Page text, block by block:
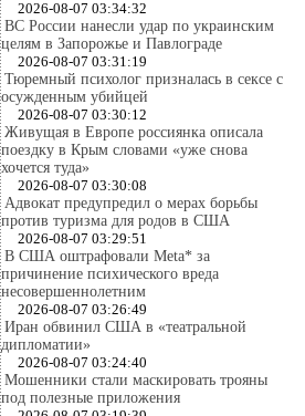
2026-08-07 03:34:32
ВС России нанесли удар по украинским
целям в Запорожье и Павлограде
2026-08-07 03:31:19
Тюремный психолог призналась в сексе с
осужденным убийцей
2026-08-07 03:30:12
Живущая в Европе россиянка описала
поездку в Крым словами «уже снова
хочется туда»
2026-08-07 03:30:08
Адвокат предупредил о мерах борьбы
против туризма для родов в США
2026-08-07 03:29:51
В США оштрафовали Meta* за
причинение психического вреда
несовершеннолетним
2026-08-07 03:26:49
Иран обвинил США в «театральной
дипломатии»
2026-08-07 03:24:40
Мошенники стали маскировать трояны
под полезные приложения